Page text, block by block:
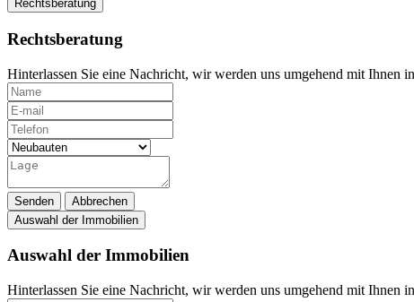
Rechtsberatung
Rechtsberatung
Hinterlassen Sie eine Nachricht, wir werden uns umgehend mit Ihnen
Senden
Abbrechen
Auswahl der Immobilien
Auswahl der Immobilien
Hinterlassen Sie eine Nachricht, wir werden uns umgehend mit Ihnen